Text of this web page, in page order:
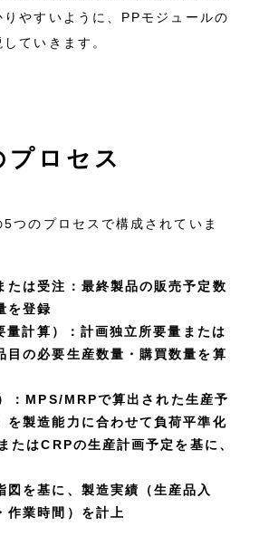
やすいように、PPモジュールの
ていきます。
プロセス
つのプロセスで構成されていま
たは受注：最終製品の販売予定数
を登録
計算）：計画独立所要量または
目の必要生産数量・購買数量を算
：MPS/MRPで算出された生産予
を製造能力に合わせて負荷平準化
たはCRPの生産計画予定を基に、
図を基に、製造実績（生産品入
作業時間）を計上